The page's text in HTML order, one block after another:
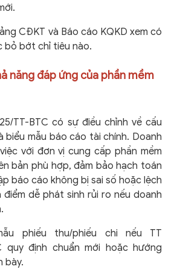
CĐKT và Báo cáo KQKD xem có
bỏ bớt chỉ tiêu nào.
năng đáp ứng của phần mềm
TT-BTC có sự điều chỉnh về cấu
biểu mẫu báo cáo tài chính. Doanh
với đơn vị cung cấp phần mềm
bản phù hợp, đảm bảo hạch toán
báo cáo không bị sai số hoặc lệch
điểm dễ phát sinh rủi ro nếu doanh
phiếu thu/phiếu chi nếu TT
quy định chuẩn mới hoặc hướng
bày.